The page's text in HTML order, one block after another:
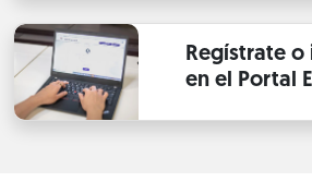
Regístrate o
en el Portal